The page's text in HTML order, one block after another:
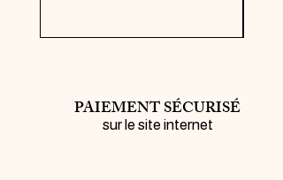
PAIEMENT SÉCURISÉ
sur le site internet